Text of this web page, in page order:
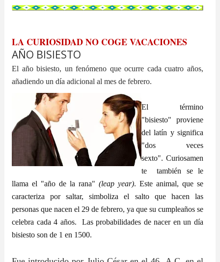
LA CURIOSIDAD NO COGE VACACIONES
AÑO BISIESTO
El año bisiesto, un fenómeno que ocurre cada cuatro años,
añadiendo un día adicional al mes de febrero.
El término
"bisiesto" proviene
del latín y significa
"dos veces
sexto".Curiosamen
te también se le
llama el "año de la rana" (leap year). Este animal, que se
caracteriza por saltar,simboliza el salto que hacen las
personas que nacen el 29 de febrero, ya que su cumpleaños se
celebra cada 4 años. Las probabilidades de nacer en un día
bisiesto son de 1 en 1500.